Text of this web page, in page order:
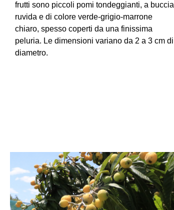
frutti sono piccoli pomi tondeggianti, a buccia
ruvida e di colore verde-grigio-marrone
chiaro, spesso coperti da una finissima
peluria. Le dimensioni variano da 2 a 3 cm di
diametro.